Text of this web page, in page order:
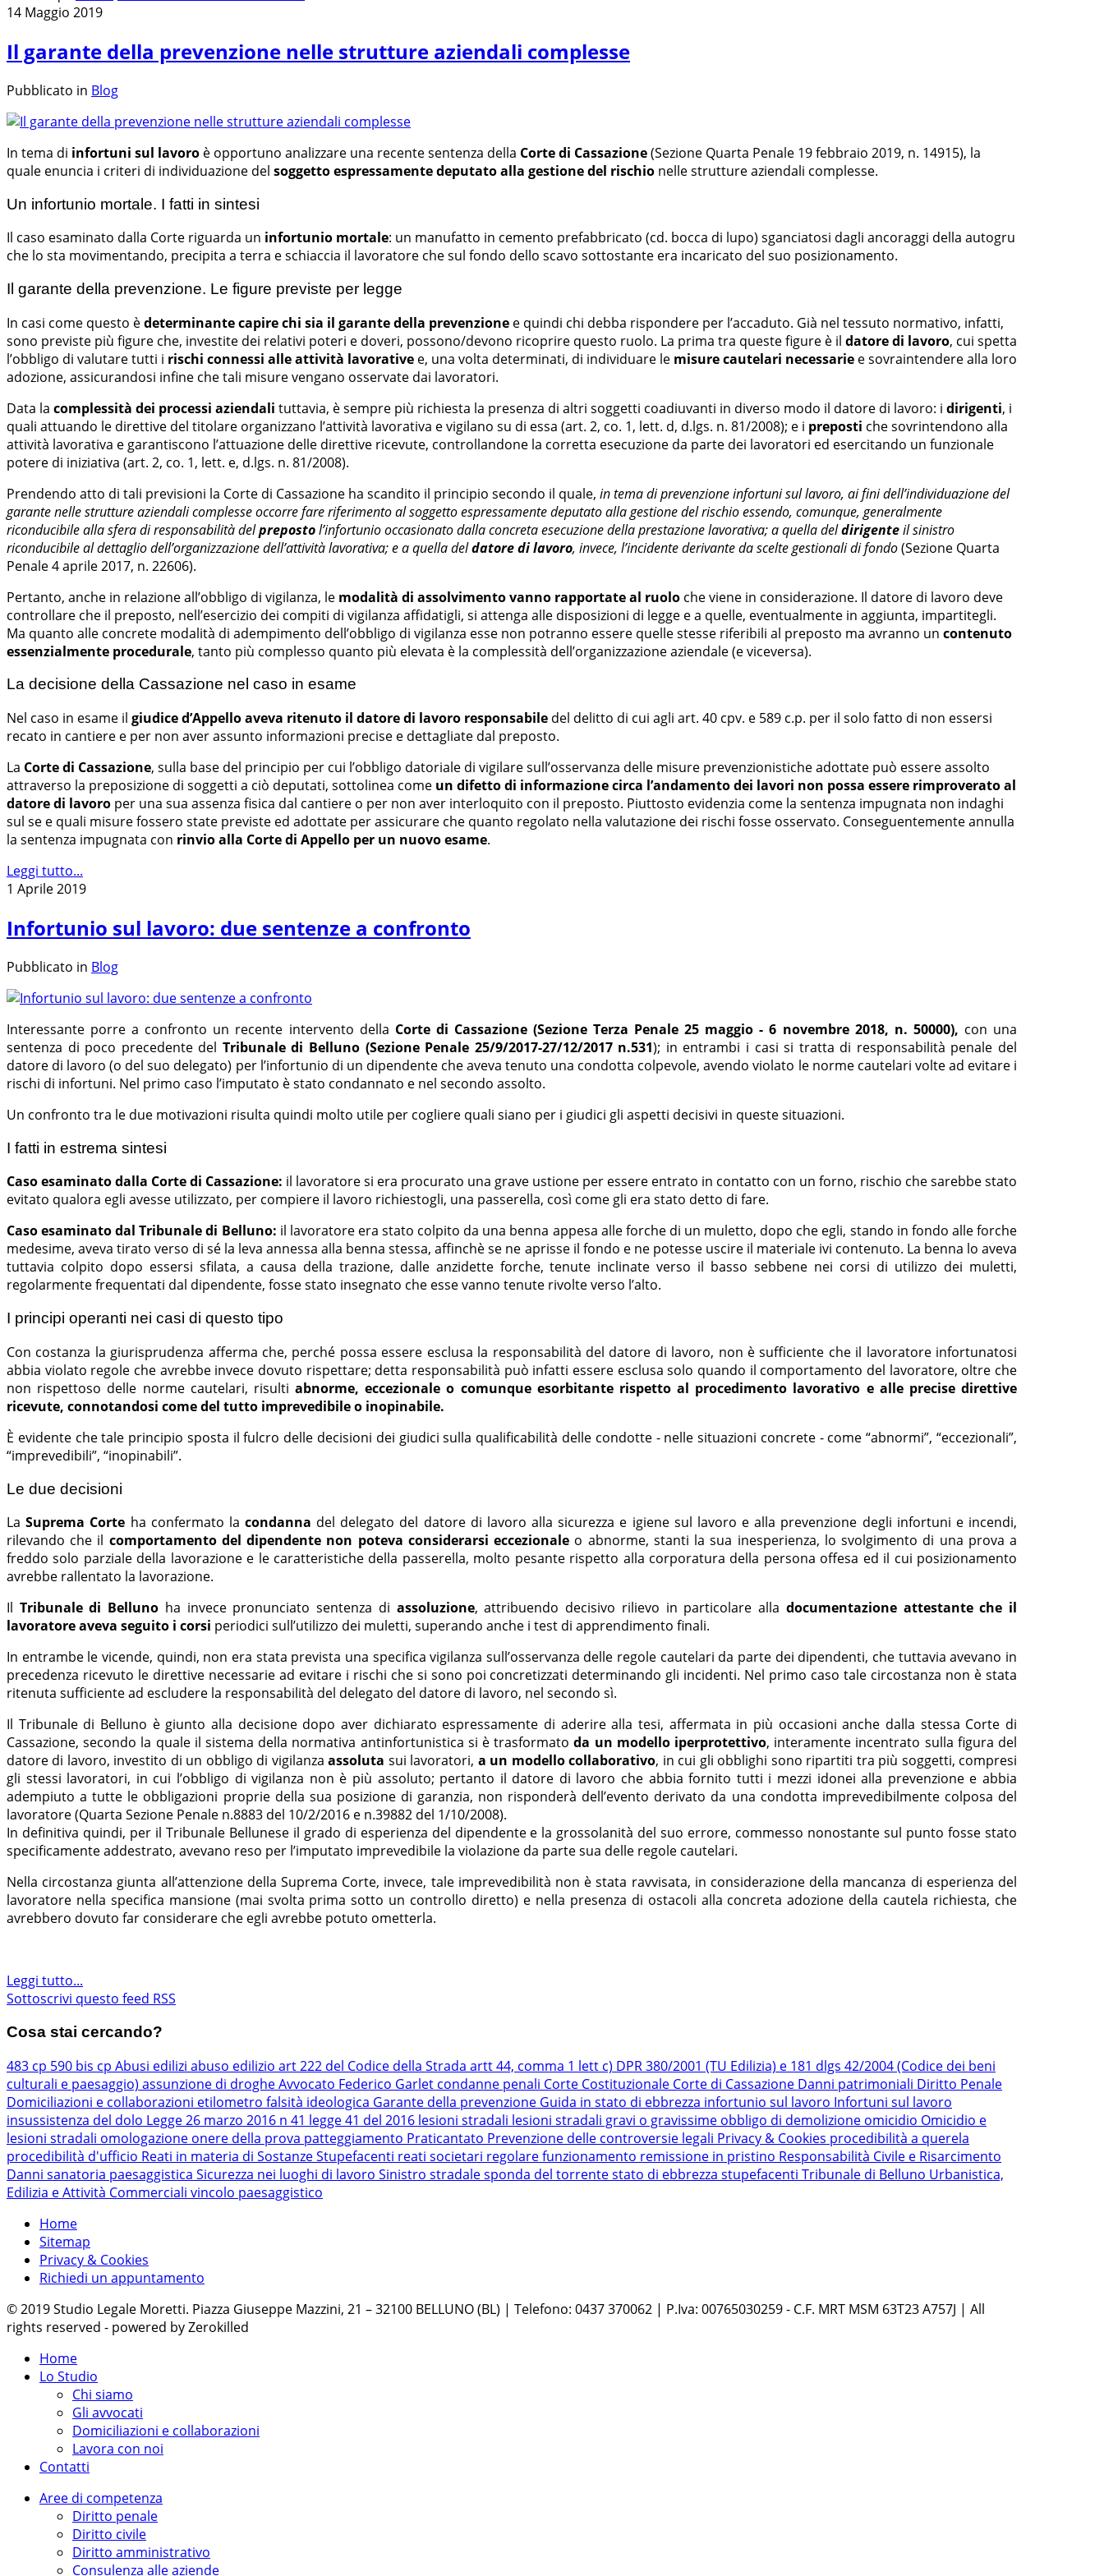
14 Maggio 2019
Il garante della prevenzione nelle strutture aziendali complesse
Pubblicato in Blog
In tema di infortuni sul lavoro è opportuno analizzare una recente sentenza della Corte di Cassazione(Sezione Quarta Penale 19 febbraio 2019, n. 14915), la
quale enuncia i criteri di individuazione del soggetto espressamente deputato alla gestione del rischio nelle strutture aziendali complesse.
Un infortunio mortale. I fatti in sintesi
Il caso esaminato dalla Corte riguarda un infortunio mortale: un manufatto in cemento prefabbricato (cd. bocca di lupo) sganciatosi dagli ancoraggi della autogru
che lo sta movimentando, precipita a terra e schiaccia il lavoratore che sul fondo dello scavo sottostante era incaricato del suo posizionamento.
Il garante della prevenzione. Le figure previste per legge
In casi come questo èdeterminante capire chi sia il garante della prevenzione e quindi chi debba rispondere per l’accaduto. Già nel tessuto normativo, infatti,
sono previste più figure che, investite dei relativi poteri e doveri, possono/devono ricoprire questo ruolo. La prima tra queste figure è il datore di lavoro, cui spetta
l’obbligo di valutare tutti i rischi connessi alle attività lavorative e, una volta determinati, di individuare le misurecautelari necessarie e sovraintendere alla loro
adozione, assicurandosi infine che tali misure vengano osservate dai lavoratori.
Data la complessità dei processi aziendali tuttavia, è sempre più richiesta la presenza di altri soggetti coadiuvanti in diverso modo il datore di lavoro: i dirigenti, i
quali attuando le direttive del titolare organizzano l’attività lavorativa e vigilano su di essa (art. 2, co. 1, lett. d, d.lgs. n. 81/2008); e i preposti che sovrintendono alla
attività lavorativa e garantiscono l’attuazione delle direttive ricevute, controllandone la corretta esecuzione da parte dei lavoratori ed esercitando un funzionale
potere di iniziativa (art. 2, co. 1, lett. e, d.lgs. n. 81/2008).
Prendendo atto di tali previsioni la Corte di Cassazione ha scandito il principio secondo il quale, in tema di prevenzione infortuni sul lavoro, ai fini dell’individuazione del
garante nelle strutture aziendali complesse occorre fare riferimento al soggetto espressamente deputato alla gestione del rischio essendo, comunque, generalmente
riconducibile alla sfera di responsabilità delprepostol’infortunio occasionato dalla concreta esecuzione della prestazione lavorativa; a quella deldirigenteil sinistro
riconducibile al dettaglio dell’organizzazione dell’attività lavorativa; e a quella deldatore di lavoro, invece, l’incidente derivante da scelte gestionali di fondo(Sezione Quarta
Penale 4 aprile 2017, n. 22606).
Pertanto, anche in relazione all’obbligo di vigilanza, le modalità di assolvimento vanno rapportate al ruolo che viene in considerazione. Il datore di lavoro deve
controllare che il preposto, nell’esercizio dei compiti di vigilanza affidatigli, si attenga alle disposizioni di legge e a quelle, eventualmente in aggiunta, impartitegli.
Ma quanto alle concrete modalità di adempimento dell’obbligo di vigilanza esse non potranno essere quelle stesse riferibili al preposto ma avranno un contenuto
essenzialmente procedurale, tanto più complesso quanto più elevata è la complessità dell’organizzazione aziendale (e viceversa).
La decisione della Cassazione nel caso in esame
Nel caso in esame il giudice d’Appello aveva ritenuto il datore di lavoro responsabile del delitto di cui agli art. 40 cpv. e 589 c.p. per il solo fatto di non essersi
recato in cantiere e per non aver assunto informazioni precise e dettagliate dal preposto.
La Corte di Cassazione, sulla base del principio per cui l’obbligo datoriale di vigilare sull’osservanza delle misure prevenzionistiche adottate può essere assolto
attraverso la preposizione di soggetti a ciò deputati, sottolinea come un difetto di informazione circa l’andamento dei lavori non possa essere rimproverato al
datore di lavoro per una sua assenza fisica dal cantiere o per non aver interloquito con il preposto. Piuttosto evidenzia come la sentenza impugnata non indaghi
sul se e quali misure fossero state previste ed adottate per assicurare che quanto regolato nella valutazione dei rischi fosse osservato. Conseguentemente annulla
la sentenza impugnata con rinvio alla Corte di Appello per un nuovo esame.
Leggi tutto...
1 Aprile 2019
Infortunio sul lavoro: due sentenze a confronto
Pubblicato in Blog
Interessante porre a confronto un recente intervento della Corte di Cassazione (Sezione Terza Penale 25 maggio - 6 novembre 2018, n. 50000), con una
sentenza di poco precedente del Tribunale di Belluno (Sezione Penale 25/9/2017-27/12/2017 n.531); in entrambi i casi si tratta di responsabilità penale del
datore di lavoro (o del suo delegato) per l’infortunio di un dipendente che aveva tenuto una condotta colpevole, avendo violato le norme cautelari volte ad evitare i
rischi di infortuni. Nel primo caso l’imputato è stato condannato e nel secondo assolto.
Un confronto tra le due motivazioni risulta quindi molto utile per cogliere quali siano per i giudici gli aspetti decisivi in queste situazioni.
I fatti in estrema sintesi
Caso esaminato dalla Corte di Cassazione: il lavoratore si era procurato una grave ustione per essere entrato in contatto con un forno, rischio che sarebbe stato
evitato qualora egli avesse utilizzato, per compiere il lavoro richiestogli, una passerella, così come gli era stato detto di fare.
Caso esaminato dal Tribunale di Belluno: il lavoratore era stato colpito da una benna appesa alle forche di un muletto, dopo che egli, stando in fondo alle forche
medesime, aveva tirato verso di sé la leva annessa alla benna stessa, affinchè se ne aprisse il fondo e ne potesse uscire il materiale ivi contenuto. La benna lo aveva
tuttavia colpito dopo essersi sfilata, a causa della trazione, dalle anzidette forche, tenute inclinate verso il basso sebbene nei corsi di utilizzo dei muletti,
regolarmente frequentati dal dipendente, fosse stato insegnato che esse vanno tenute rivolte verso l’alto.
I principi operanti nei casi di questo tipo
Con costanza la giurisprudenza afferma che, perché possa essere esclusa la responsabilità del datore di lavoro, non è sufficiente che il lavoratore infortunatosi
abbia violato regole che avrebbe invece dovuto rispettare; detta responsabilità può infatti essere esclusa solo quando il comportamento del lavoratore, oltre che
non rispettoso delle norme cautelari, risulti abnorme, eccezionale o comunque esorbitante rispetto al procedimento lavorativo e alle precise direttive
ricevute, connotandosi come del tutto imprevedibile o inopinabile.
È evidente che tale principio sposta il fulcro delle decisioni dei giudici sulla qualificabilità delle condotte - nelle situazioni concrete - come “abnormi”, “eccezionali”,
“imprevedibili”, “inopinabili”.
Le due decisioni
LaSuprema Corte ha confermato la condanna del delegato del datore di lavoro alla sicurezza e igiene sul lavoro e alla prevenzione degli infortuni e incendi,
rilevando che il comportamento del dipendente non poteva considerarsi eccezionale o abnorme, stanti la sua inesperienza, lo svolgimento di una prova a
freddo solo parziale della lavorazione e le caratteristiche della passerella, molto pesante rispetto alla corporatura della persona offesa ed il cui posizionamento
avrebbe rallentato la lavorazione.
Il Tribunale di Belluno ha invece pronunciato sentenza di assoluzione, attribuendo decisivo rilievo in particolare alla documentazione attestante che il
lavoratore aveva seguito i corsi periodici sull’utilizzo dei muletti, superando anche i test di apprendimento finali.
In entrambe le vicende, quindi, non era stata prevista una specifica vigilanza sull’osservanza delle regole cautelari da parte dei dipendenti, che tuttavia avevano in
precedenza ricevuto le direttive necessarie ad evitare i rischi che si sono poi concretizzati determinando gli incidenti. Nel primo caso tale circostanza non è stata
ritenuta sufficiente ad escludere la responsabilità del delegato del datore di lavoro, nel secondo sì.
Il Tribunale di Belluno è giunto alla decisione dopo aver dichiarato espressamente di aderire alla tesi, affermata in più occasioni anche dalla stessa Corte di
Cassazione, secondo la quale il sistema della normativa antinfortunistica si è trasformatoda un modello iperprotettivo, interamente incentrato sulla figura del
datore di lavoro, investito di un obbligo di vigilanzaassoluta sui lavoratori, a un modello collaborativo, in cui gli obblighi sono ripartiti tra più soggetti, compresi
gli stessi lavoratori, in cui l’obbligo di vigilanza non è più assoluto; pertanto il datore di lavoro che abbia fornito tutti i mezzi idonei alla prevenzione e abbia
adempiuto a tutte le obbligazioni proprie della sua posizione di garanzia, non risponderà dell’evento derivato da una condotta imprevedibilmente colposa del
lavoratore (Quarta Sezione Penale n.8883 del 10/2/2016 e n.39882 del 1/10/2008).
In definitiva quindi, per il Tribunale Bellunese il grado di esperienza del dipendente e la grossolanità del suo errore, commesso nonostante sul punto fosse stato
specificamente addestrato, avevano reso per l’imputato imprevedibile la violazione da parte sua delle regole cautelari.
Nella circostanza giunta all’attenzione della Suprema Corte, invece, tale imprevedibilità non è stata ravvisata, in considerazione della mancanza di esperienza del
lavoratore nella specifica mansione (mai svolta prima sotto un controllo diretto) e nella presenza di ostacoli alla concreta adozione della cautela richiesta, che
avrebbero dovuto far considerare che egli avrebbe potuto ometterla.
Leggi tutto...
Sottoscrivi questo feed RSS
Cosa stai cercando?
483 cp 590 bis cp Abusi edilizi abuso edilizio art 222 del Codice della Strada artt 44, comma 1 lett c) DPR 380/2001 (TU Edilizia) e 181 dlgs 42/2004 (Codice dei beni
culturali e paesaggio) assunzione di drogheAvvocato Federico Garlet condanne penali Corte Costituzionale Corte di Cassazione Danni patrimoniali Diritto Penale
Domiciliazioni e collaborazioni etilometro falsità ideologica Garante della prevenzione Guida in stato di ebbrezza infortunio sul lavoro Infortuni sul lavoro
insussistenza del dolo Legge 26 marzo 2016 n 41 legge 41 del 2016 lesioni stradali lesioni stradali gravi o gravissime obbligo di demolizione omicidio Omicidio e
lesioni stradali omologazione onere della prova patteggiamento Praticantato Prevenzione delle controversie legali Privacy & Cookies procedibilità a querela
procedibilità d'ufficio Reati in materia di Sostanze Stupefacenti reati societari regolare funzionamento remissione in pristino Responsabilità Civile e Risarcimento
Danni sanatoria paesaggistica Sicurezza nei luoghi di lavoro Sinistro stradalesponda del torrentestato di ebbrezza stupefacenti Tribunale di Belluno Urbanistica,
Edilizia e Attività Commerciali vincolo paesaggistico
Home
Sitemap
Privacy & Cookies
Richiedi un appuntamento
© 2019 Studio Legale Moretti. Piazza Giuseppe Mazzini, 21 – 32100 BELLUNO (BL) | Telefono: 0437 370062 | P.Iva: 00765030259 - C.F. MRT MSM 63T23 A757J | All
rights reserved - powered by Zerokilled
Home
Lo Studio
Chi siamo
Gli avvocati
Domiciliazioni e collaborazioni
Lavora con noi
Contatti
Aree di competenza
Diritto penale
Diritto civile
Diritto amministrativo
Consulenza alle aziende